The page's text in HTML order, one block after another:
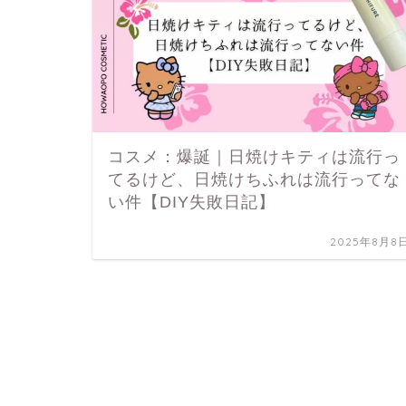
コスメ：爆誕｜日焼けキティは流行っ
てるけど、日焼けちふれは流行ってな
い件【DIY失敗日記】
2025年8月8